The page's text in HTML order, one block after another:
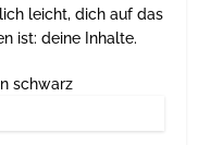
leicht, dich auf das
ist: deine Inhalte.